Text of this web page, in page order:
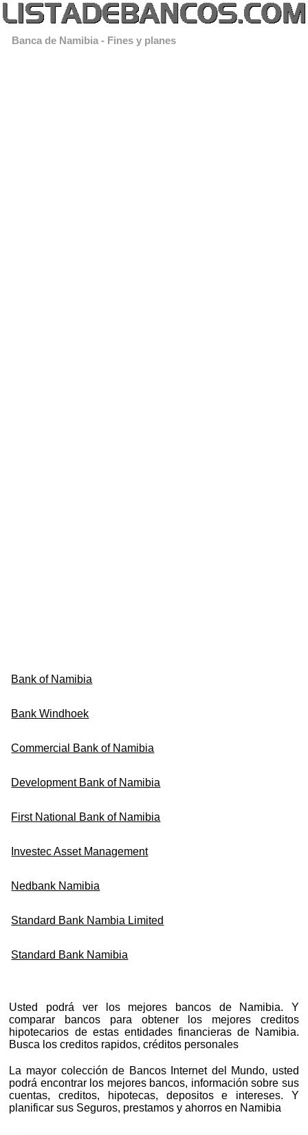
Banca de Namibia - Fines y planes
Bank of Namibia
Bank Windhoek
Commercial Bank of Namibia
Development Bank of Namibia
First National Bank of Namibia
Investec Asset Management
Nedbank Namibia
Standard Bank Nambia Limited
Standard Bank Namibia
Usted podrá ver los mejores bancos de Namibia. Y
comparar bancos para obtener los mejores creditos
hipotecarios de estas entidades financieras de Namibia.
Busca los creditos rapidos, créditos personales
La mayor colección de Bancos Internet del Mundo, usted
podrá encontrar los mejores bancos, información sobre sus
cuentas, creditos, hipotecas, depositos e intereses. Y
planificar sus Seguros, prestamos y ahorros en Namibia